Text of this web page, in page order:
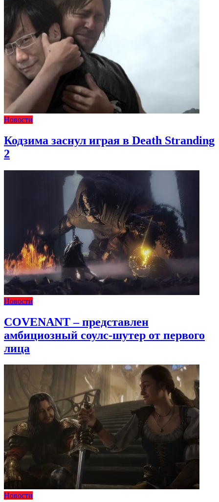
Новости
Кодзима заснул играя в Death Stranding
2
Новости
COVENANT – представлен
амбициозный соулс-шутер от первого
лица
Новости